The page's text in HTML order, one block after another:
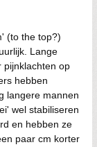
(to the top?)
Lange
pijnklachten op
hebben
langere mannen
wel stabiliseren
en hebben ze
paar cm korter